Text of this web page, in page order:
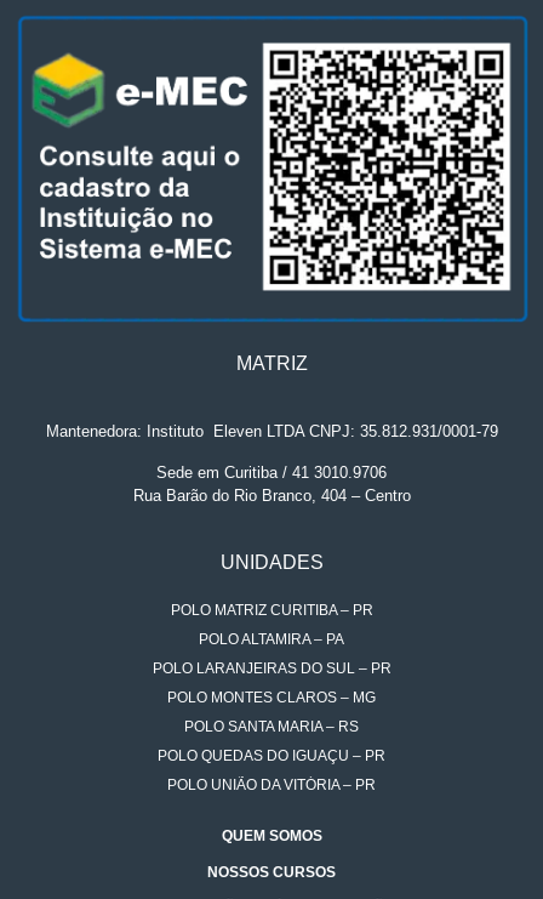
MATRIZ
Mantenedora: Instituto. Eleven LTDA CNPJ: 35.812.931/0001-79
Sede em Curitiba / 41 3010.9706
Rua Barão do Rio Branco, 404 – Centro
UNIDADES
POLO MATRIZ CURITIBA – PR
POLO ALTAMIRA – PA
POLO LARANJEIRAS DO SUL – PR
POLO MONTES CLAROS – MG
POLO SANTA MARIA – RS
POLO QUEDAS DO IGUAÇU – PR
POLO UNIÃO DA VITÓRIA – PR
QUEM SOMOS
NOSSOS CURSOS